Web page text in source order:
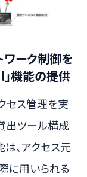
ーク制御を
機能の提供
セス管理を実
出ツール構成
は、アクセス元
に用いられる